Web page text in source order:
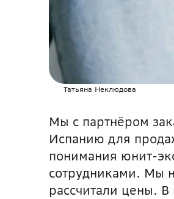
Татьяна Неклюдова
Мы с партнёром
Испанию для
понимания юнит-
сотрудниками. Мы
рассчитали цены.